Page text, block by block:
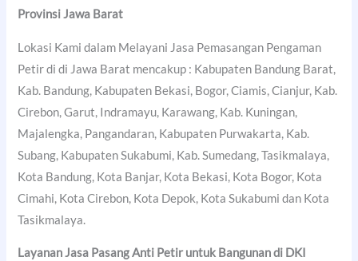
Provinsi Jawa Barat
Lokasi Kami dalam Melayani Jasa Pemasangan Pengaman
Petir di di Jawa Barat mencakup : Kabupaten Bandung Barat,
Kab. Bandung, Kabupaten Bekasi, Bogor, Ciamis, Cianjur, Kab.
Cirebon, Garut, Indramayu, Karawang, Kab. Kuningan,
Majalengka, Pangandaran, Kabupaten Purwakarta, Kab.
Subang, Kabupaten Sukabumi, Kab. Sumedang, Tasikmalaya,
Kota Bandung, Kota Banjar, Kota Bekasi, Kota Bogor, Kota
Cimahi, Kota Cirebon, Kota Depok, Kota Sukabumi dan Kota
Tasikmalaya.
Layanan Jasa Pasang Anti Petir untuk Bangunan di DKI